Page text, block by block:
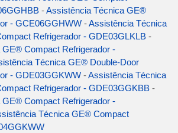
-Assistência Técnica GE®
- GCE06GGHWW -Assistência Técnica
Refrigerador - GDE03GLKLB -
Compact Refrigerador -
Técnica GE® Double-Door
- GDE03GGKWW -Assistência Técnica
Refrigerador - GDE03GGKBB -
Compact Refrigerador -
Técnica GE® Compact